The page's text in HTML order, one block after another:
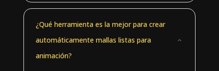
¿Qué herramienta es la mejor para crear
automáticamente mallas listas para
animación?